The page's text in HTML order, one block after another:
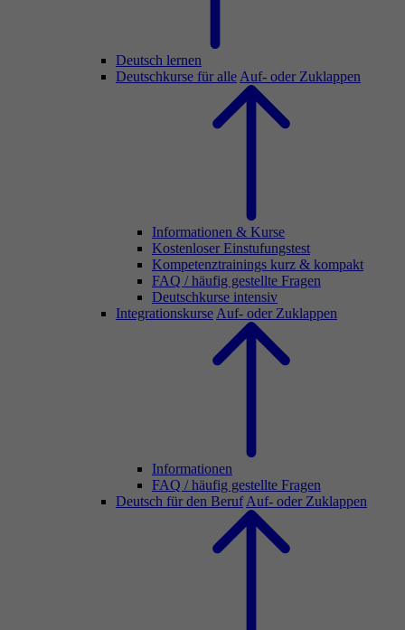
Deutsch lernen
Deutschkurse für alle Auf- oder Zuklappen
Informationen & Kurse
Kostenloser Einstufungstest
Kompetenztrainings kurz & kompakt
FAQ / häufig gestellte Fragen
Deutschkurse intensiv
Integrationskurse Auf- oder Zuklappen
Informationen
FAQ / häufig gestellte Fragen
Deutsch für den Beruf Auf- oder Zuklappen